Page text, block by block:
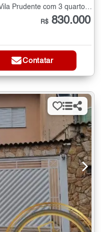
Condomínio Fechado à Venda na Vila Prudente com 3 quartos - 147 m²
R$ 830.000
Contatar